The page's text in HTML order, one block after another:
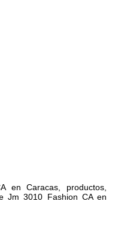
en Caracas, productos,
Jm 3010 Fashion CA en